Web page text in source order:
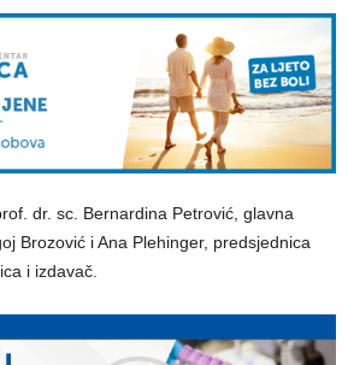
dr. sc. Bernardina Petrović, glavna
Brozović i Ana Plehinger, predsjednica
i izdavač.